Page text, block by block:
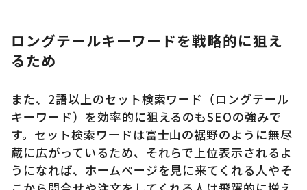
ロングテールキーワードを戦略的に狙え
るため
また、2語以上のセット検索ワード（ロングテール
キーワード）を効率的に狙えるのもSEOの強みで
す。セット検索ワードは富士山の裾野のように無尽
蔵に広がっているため、それらで上位表示されるよ
うになれば、ホームページを見に来てくれる人やそ